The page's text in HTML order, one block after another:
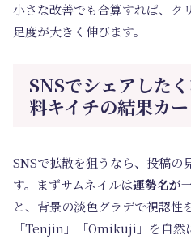
小さな改善でも合算すれば、ク
足度が大きく伸びます。
SNSでシェアした
料キイチの結果カ
SNSで拡散を狙うなら、投稿の
す。まずサムネイルは運勢名が
と、背景の淡色グラデで視認性
「Tenjin」「Omikuji」を自然